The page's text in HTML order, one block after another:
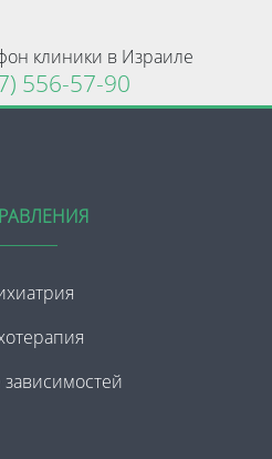
клиники в Израиле
556-57-90